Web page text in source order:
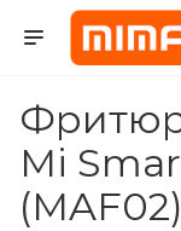
Mi